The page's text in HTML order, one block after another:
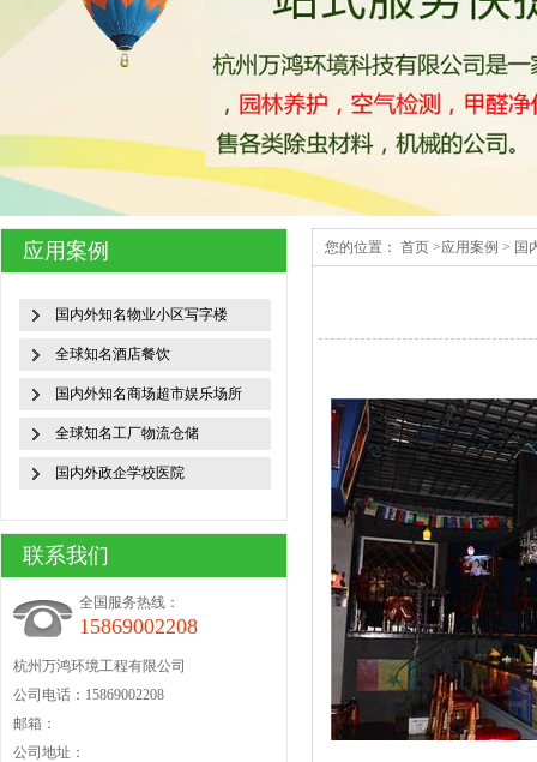
应用案例
国内外知名物业小区写字楼
全球知名酒店餐饮
国内外知名商场超市娱乐场所
全球知名工厂物流仓储
国内外政企学校医院
联系我们
全国服务热线：
15869002208
杭州万鸿环境工程有限公司
公司电话：15869002208
邮箱：
公司地址：
您的位置： 首页 >应用案例 > 国